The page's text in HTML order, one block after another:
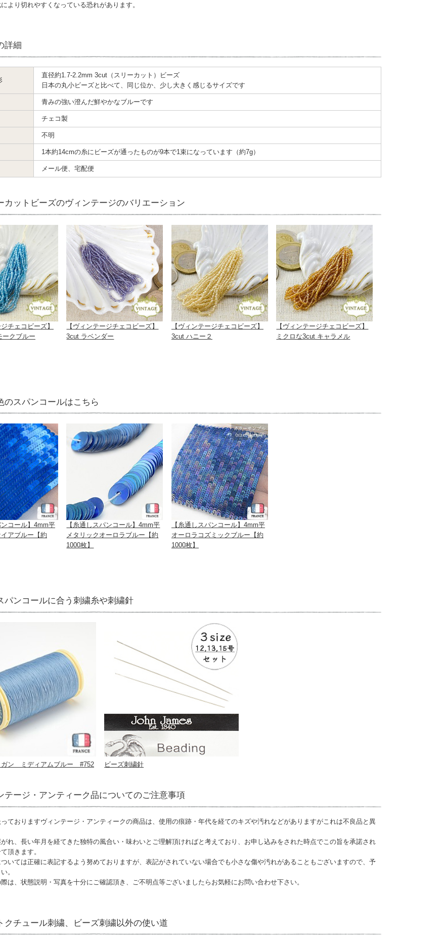
より切れやすくなっている恐れがあります。
詳細
直径約1.7-2.2mm 3cut（スリーカット）ビーズ
日本の丸小ビーズと比べて、同じ位か、少し大きく感じるサイズです
青みの強い澄んだ鮮やかなブルーです
チェコ製
不明
1本約14cmの糸にビーズが通ったものが9本で1束になっています（約7g）
メール便、宅配便
カットビーズのヴィンテージのバリエーション
チェコビーズ】
ークブルー
【ヴィンテージチェコビーズ】
3cut ラベンダー
【ヴィンテージチェコビーズ】
3cut ハニー２
【ヴィンテージチェコビーズ】
ミクロな3cut キャラメル
のスパンコールはこちら
ンコール】4mm平
アブルー【約
【糸通しスパンコール】4mm平
メタリックオーロラブルー【約
1000枚】
【糸通しスパンコール】4mm平
オーロラコズミックブルー【約
1000枚】
パンコールに合う刺繍糸や刺繍針
ガン ミディアムブルー #752 ビーズ刺繍針
テージ・アンティーク品についてのご注意事項
ておりますヴィンテージ・アンティークの商品は、使用の痕跡・年代を経てのキズや汚れなどがありますがこれは不良品と異
れ、長い年月を経てきた独特の風合い・味わいとご理解頂ければと考えており、お申し込みをされた時点でこの旨を承諾され
頂きます。
いては正確に表記するよう努めておりますが、表記がされていない場合でも小さな傷や汚れがあることもございますので、予
。
は、状態説明・写真を十分にご確認頂き、ご不明点等ございましたらお気軽にお問い合わせ下さい。
クチュール刺繍、ビーズ刺繍以外の使い道